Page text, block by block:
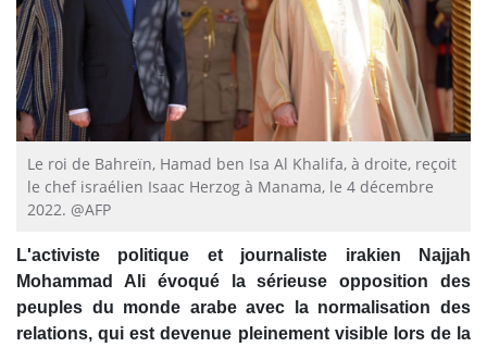
Le roi de Bahreïn, Hamad ben Isa Al Khalifa, à droite, reçoit
le chef israélien Isaac Herzog à Manama, le 4 décembre
2022. @AFP
L'activiste politique et journaliste irakien Najjah
Mohammad Ali évoqué la sérieuse opposition des
peuples du monde arabe avec la normalisation des
relations, qui est devenue pleinement visible lors de la